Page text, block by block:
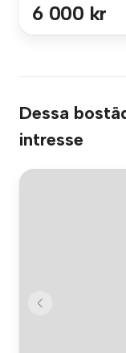
6 000 kr
Dessa
intresse